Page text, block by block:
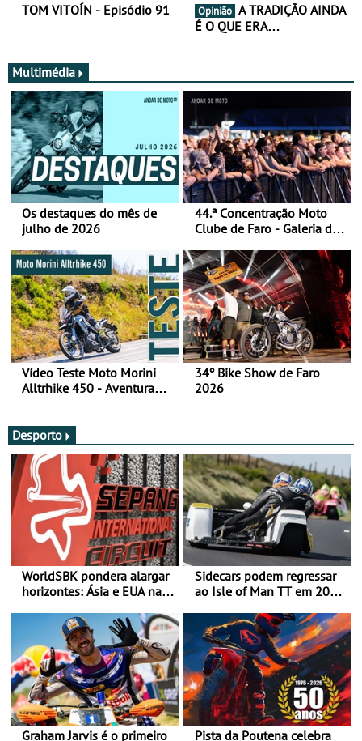
TOM VITOÍN - Episódio 91 Opinião
É O QUE ERA…
Multimédia
Os destaques do mês de
julho de 2026
44.ª Concentração Moto
Clube de Faro - Galeria de
Vídeo Teste Moto Morini
Alltrhike 450 - Aventura
34º Bike Show de Faro
2026
Desporto
WorldSBK pondera alargar
horizontes: Ásia e EUA na
Sidecars podem regressar
ao Isle of Man TT em 2027
Graham Jarvis é o primeiro Pista da Poutena celebra